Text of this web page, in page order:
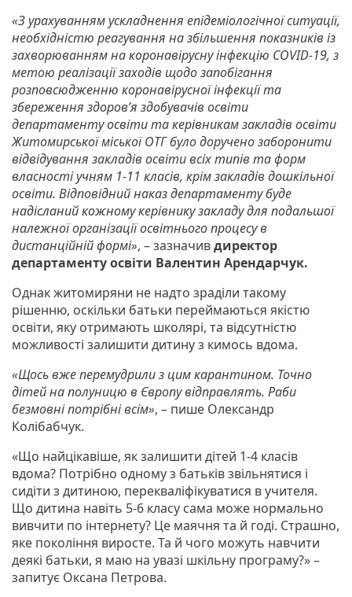
«З урахуванням ускладнення епідеміологічної ситуації,
необхідністю реагування на збільшення показників із
захворюванням на коронавірусну інфекцію COVID-19, з
метою реалізації заходів щодо запобігання
розповсюдженню коронавірусної інфекції та
збереження здоров’я здобувачів освіти
департаменту освіти та керівникам закладів освіти
Житомирської міської ОТГ було доручено заборонити
відвідування закладів освіти всіх типів та форм
власності учням 1-11 класів, крім закладів дошкільної
освіти. Відповідний наказ департаменту буде
надісланий кожному керівнику закладу для подальшої
належної організації освітнього процесу в
дистанційній формі», – зазначивдиректор
департаменту освіти Валентин Арендарчук.
Однак житомиряни не надто зраділи такому
рішенню, оскільки батьки переймаються якістю
освіти, яку отримають школярі, та відсутністю
можливості залишити дитину з кимось вдома.
«Щось вже перемудрили з цим карантином. Точно
дітей на полуницю в Європу відправлять. Раби
безмовні потрібні всім», – пише Олександр
Колібабчук.
«Що найцікавіше, як залишити дітей 1-4 класів
вдома? Потрібно одному з батьків звільнятися і
сидіти з дитиною, перекваліфікуватися в учителя.
Що дитина навіть 5-6 класу сама може нормально
вивчити по інтернету? Це маячня та й годі. Страшно,
яке покоління виросте. Та й чого можуть навчити
деякі батьки, я маю на увазі шкільну програму?» –
запитує Оксана Петрова.